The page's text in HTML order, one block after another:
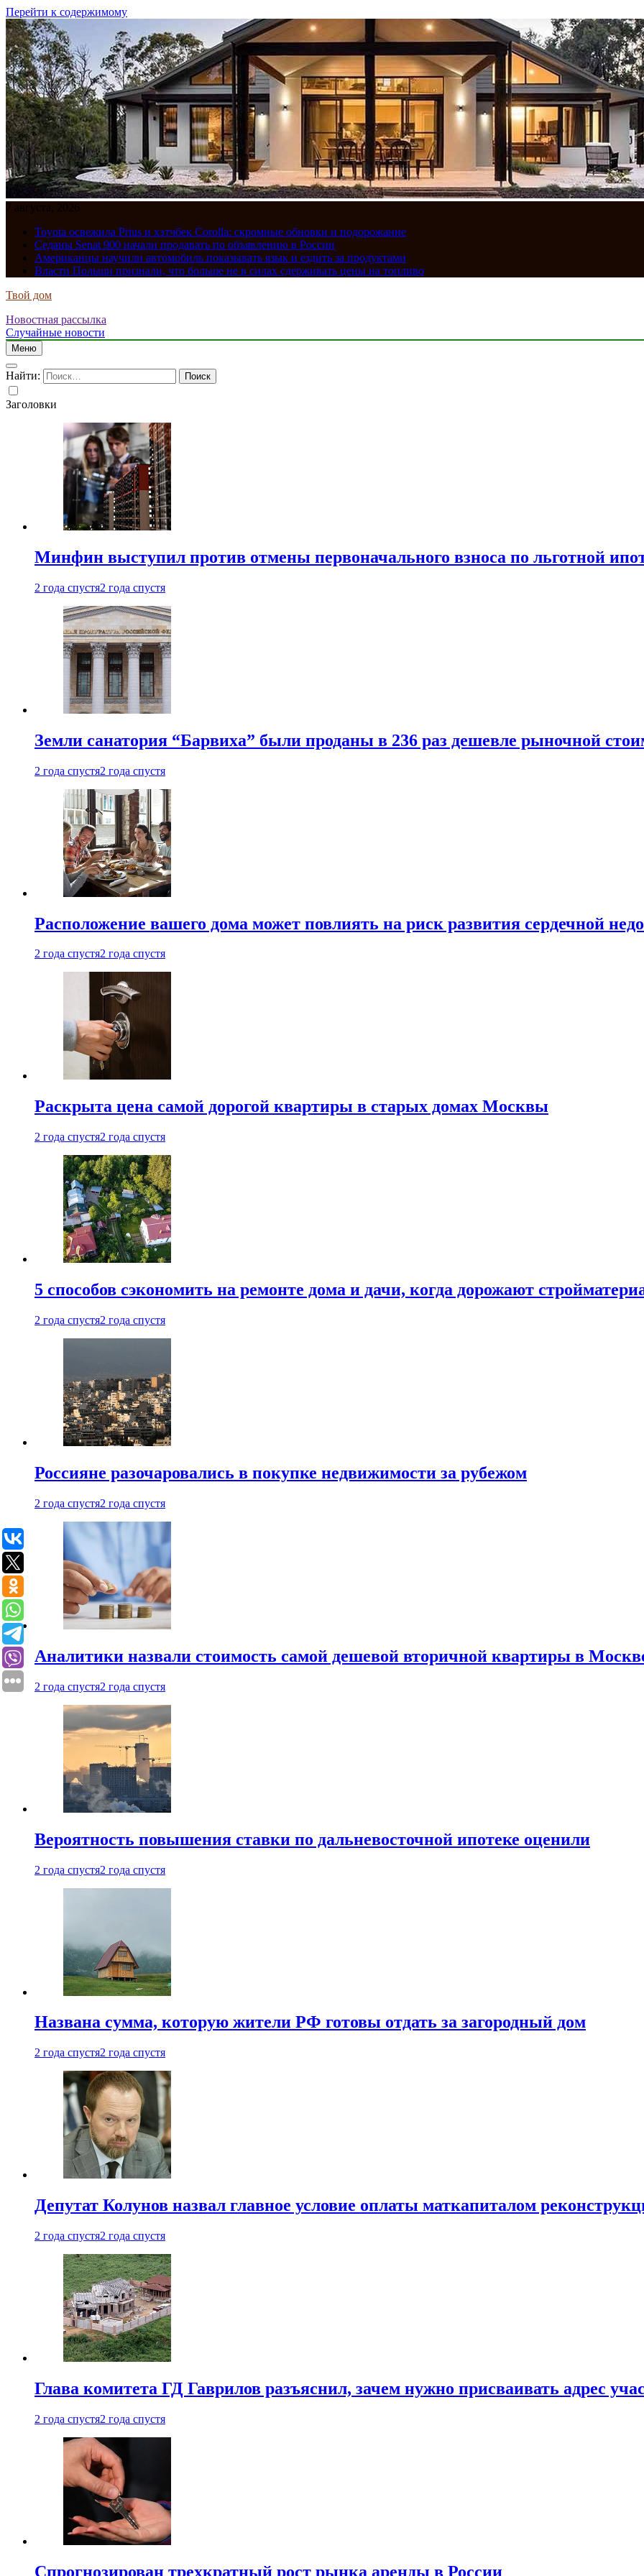
Перейти к содержимому
7 августа, 2026
Toyota освежила Prius и хэтчбек Corolla: скромные обновки и подорожание
Седаны Senat 900 начали продавать по объявлению в России
Американцы научили автомобиль показывать язык и ездить за продуктами
Власти Польши признали, что больше не в силах сдерживать цены на топливо
Твой дом
Новостная рассылка
Случайные новости
Меню
Найти:
Заголовки
Минфин выступил против отмены первоначального взноса по льготной
2 года спустя2 года спустя
Земли санатория “Барвиха” были проданы в 236 раз дешевле рыночной
2 года спустя2 года спустя
Расположение вашего дома может повлиять на риск развития сердечной
2 года спустя2 года спустя
Раскрыта цена самой дорогой квартиры в старых домах Москвы
2 года спустя2 года спустя
5 способов сэкономить на ремонте дома и дачи, когда дорожают
2 года спустя2 года спустя
Россияне разочаровались в покупке недвижимости за рубежом
2 года спустя2 года спустя
Аналитики назвали стоимость самой дешевой вторичной квартиры в
2 года спустя2 года спустя
Вероятность повышения ставки по дальневосточной ипотеке оценили
2 года спустя2 года спустя
Названа сумма, которую жители РФ готовы отдать за загородный дом
2 года спустя2 года спустя
Депутат Колунов назвал главное условие оплаты маткапиталом
2 года спустя2 года спустя
Глава комитета ГД Гаврилов разъяснил, зачем нужно присваивать адрес
2 года спустя2 года спустя
Спрогнозирован трехкратный рост рынка аренды в России